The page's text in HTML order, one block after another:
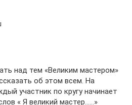
над тем «Великим мастером»
об этом всем. На
участник по кругу начинает
« Я великий мастер……»